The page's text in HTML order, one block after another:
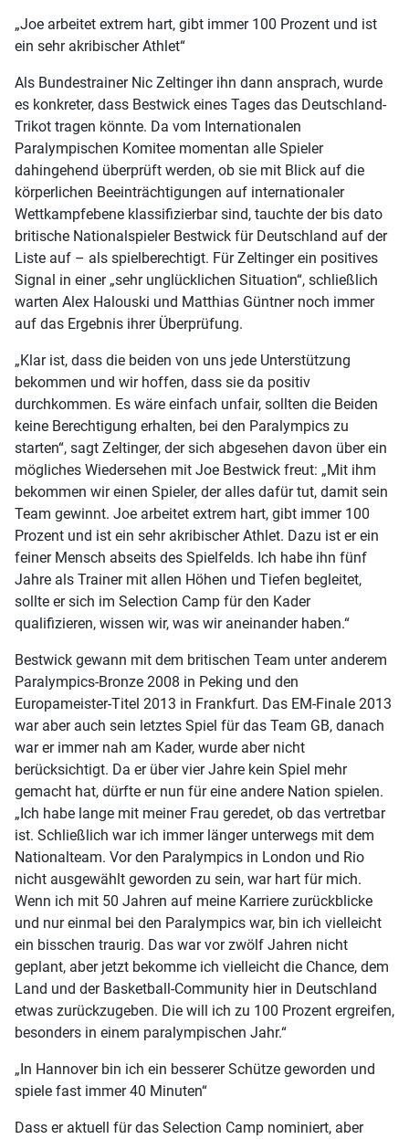
„Joe arbeitet extrem hart, gibt immer 100 Prozent und ist
ein sehr akribischer Athlet“
Als Bundestrainer Nic Zeltinger ihn dann ansprach, wurde
es konkreter, dass Bestwick eines Tages das Deutschland-
Trikot tragen könnte. Da vom Internationalen
Paralympischen Komitee momentan alle Spieler
dahingehend überprüft werden, ob sie mit Blick auf die
körperlichen Beeinträchtigungen auf internationaler
Wettkampfebene klassifizierbar sind, tauchte der bis dato
britische Nationalspieler Bestwick für Deutschland auf der
Liste auf – als spielberechtigt. Für Zeltinger ein positives
Signal in einer „sehr unglücklichen Situation“, schließlich
warten Alex Halouski und Matthias Güntner noch immer
auf das Ergebnis ihrer Überprüfung.
„Klar ist, dass die beiden von uns jede Unterstützung
bekommen und wir hoffen, dass sie da positiv
durchkommen. Es wäre einfach unfair, sollten die Beiden
keine Berechtigung erhalten, bei den Paralympics zu
starten“, sagt Zeltinger, der sich abgesehen davon über ein
mögliches Wiedersehen mit Joe Bestwick freut: „Mit ihm
bekommen wir einen Spieler, der alles dafür tut, damit sein
Team gewinnt. Joe arbeitet extrem hart, gibt immer 100
Prozent und ist ein sehr akribischer Athlet. Dazu ist er ein
feiner Mensch abseits des Spielfelds. Ich habe ihn fünf
Jahre als Trainer mit allen Höhen und Tiefen begleitet,
sollte er sich im Selection Camp für den Kader
qualifizieren, wissen wir, was wir aneinander haben.“
Bestwick gewann mit dem britischen Team unter anderem
Paralympics-Bronze 2008 in Peking und den
Europameister-Titel 2013 in Frankfurt. Das EM-Finale 2013
war aber auch sein letztes Spiel für das Team GB, danach
war er immer nah am Kader, wurde aber nicht
berücksichtigt. Da er über vier Jahre kein Spiel mehr
gemacht hat, dürfte er nun für eine andere Nation spielen.
„Ich habe lange mit meiner Frau geredet, ob das vertretbar
ist. Schließlich war ich immer länger unterwegs mit dem
Nationalteam. Vor den Paralympics in London und Rio
nicht ausgewählt geworden zu sein, war hart für mich.
Wenn ich mit 50 Jahren auf meine Karriere zurückblicke
und nur einmal bei den Paralympics war, bin ich vielleicht
ein bisschen traurig. Das war vor zwölf Jahren nicht
geplant, aber jetzt bekomme ich vielleicht die Chance, dem
Land und der Basketball-Community hier in Deutschland
etwas zurückzugeben. Die will ich zu 100 Prozent ergreifen,
besonders in einem paralympischen Jahr.“
„In Hannover bin ich ein besserer Schütze geworden und
spiele fast immer 40 Minuten“
Dass er aktuell für das Selection Camp nominiert, aber